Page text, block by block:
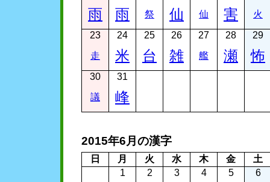
雨 雨
祭
仙
仙
害
火
23
走
24
米
25
台
26
雑
27
艦
28
瀬
29
怖
30
議
31
峰
2015年6月の漢字
日 月 火 水 木 金
土
1
2
3 4 5 6